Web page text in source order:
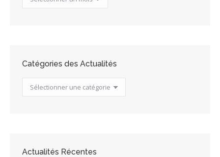
Catégories des Actualités
Catégories
Actualités Récentes